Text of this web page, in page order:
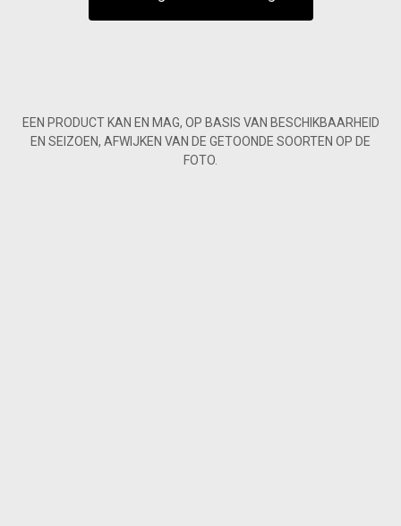
EEN PRODUCT KAN EN MAG, OP BASIS VAN BESCHIKBAARHEID
EN SEIZOEN, AFWIJKEN VAN DE GETOONDE SOORTEN OP DE
FOTO.